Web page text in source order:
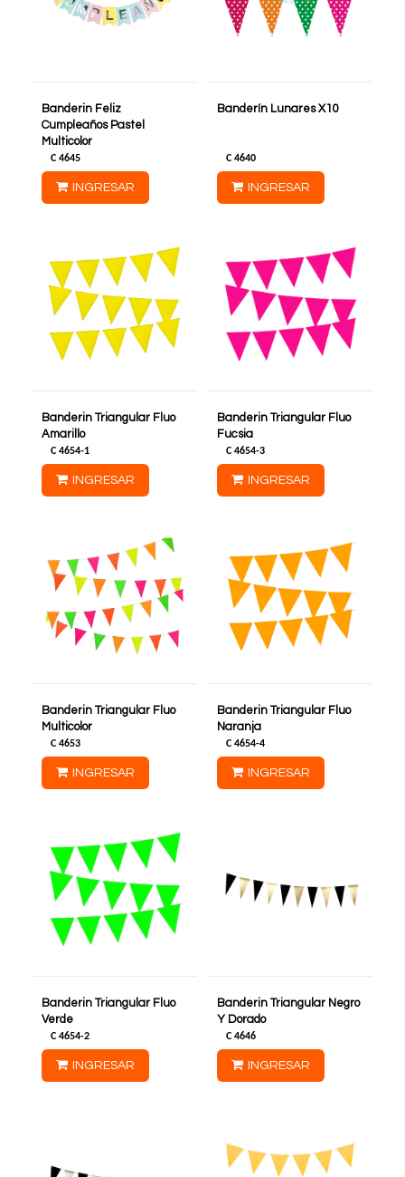
Banderin Feliz
Cumpleaños Pastel
Multicolor
C 4645
INGRESAR
Banderín Lunares X10
C 4640
INGRESAR
Banderin Triangular Fluo
Amarillo
C 4654-1
INGRESAR
Banderin Triangular Fluo
Fucsia
C 4654-3
INGRESAR
Banderin Triangular Fluo
Multicolor
C 4653
INGRESAR
Banderin Triangular Fluo
Naranja
C 4654-4
INGRESAR
Banderin Triangular Fluo
Verde
C 4654-2
INGRESAR
Banderin Triangular Negro
Y Dorado
C 4646
INGRESAR